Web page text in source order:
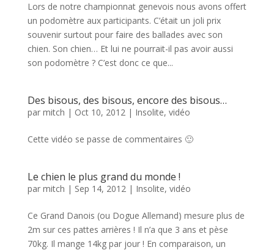
Lors de notre championnat genevois nous avons offert
un podomètre aux participants. C’était un joli prix
souvenir surtout pour faire des ballades avec son
chien. Son chien… Et lui ne pourrait-il pas avoir aussi
son podomètre ? C’est donc ce que...
Des bisous, des bisous, encore des bisous…
par mitch | Oct 10, 2012| Insolite, vidéo
Cette vidéo se passe de commentaires 🙂
Le chien le plus grand du monde !
par mitch | Sep 14, 2012| Insolite, vidéo
Ce Grand Danois (ou Dogue Allemand) mesure plus de
2m sur ces pattes arrières ! Il n’a que 3 ans et pèse
70kg. Il mange 14kg par jour ! En comparaison, un